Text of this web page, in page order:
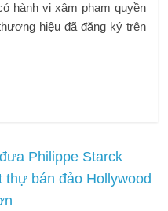
hành vi xâm phạm quyền
hiệu đã đăng ký trên
Philippe Starck
thự bán đảo Hollywood